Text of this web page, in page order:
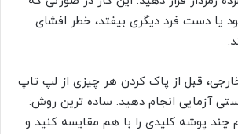
یا دست فرد دیگری بیفتد، خطر افشای
قبل از پاک کردن هر چیزی از لپ تاپ
آزمایی انجام دهید. ساده ترین روش:
چند پوشه کلیدی را با هم مقایسه کنید و